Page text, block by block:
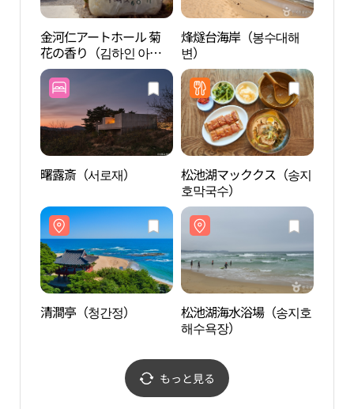
金河仁アートホール 菊
花の香り（김하인 아트
홀 국화꽃향기）
烽燧台海岸（봉수대해
변）
曙露斎（서로재）
松池湖マッククス（송지
호막국수）
清澗亭（청간정）
松池湖海水浴場（송지호
해수욕장）
もっと見る